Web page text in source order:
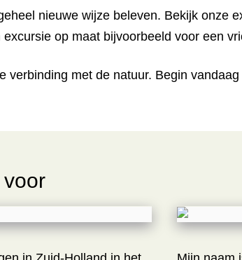
nieuwe wijze beleven. Bekijk onze
op maat bijvoorbeeld voor een
verbinding met de natuur. Begin